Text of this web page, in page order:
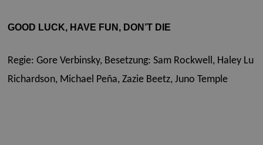
GOOD LUCK, HAVE FUN, DON’T DIE
Regie: Gore Verbinsky, Besetzung: Sam Rockwell, Haley Lu
Richardson, Michael Peña, Zazie Beetz, Juno Temple